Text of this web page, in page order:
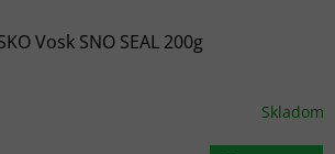
Vosk SNO SEAL 200g
Skladom